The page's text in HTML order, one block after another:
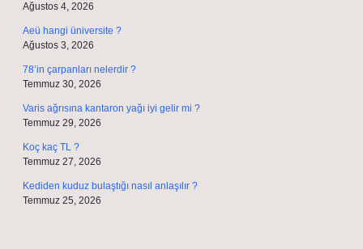
Ağustos 4, 2026
Aeü hangi üniversite ?
Ağustos 3, 2026
78’in çarpanları nelerdir ?
Temmuz 30, 2026
Varis ağrısına kantaron yağı iyi gelir mi ?
Temmuz 29, 2026
Koç kaç TL ?
Temmuz 27, 2026
Kediden kuduz bulaştığı nasıl anlaşılır ?
Temmuz 25, 2026